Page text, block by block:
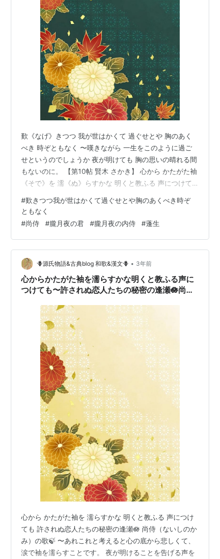
歎《なげ》きつつ 我が世はかくて 過ぐせとや 胸のあく
べき 時ぞともなく 〜嘆きながら 一生をこのように過ご
せというのでしょうか 夜が明けても 胸の思いの晴れる間
もないのに。 【第10帖 賢木 さかき】 心から かたがた袖
《そで》を 濡《ぬ》らすかな 明くと教ふる 声につけて
歎《なげ》きつつ 我が世はかくて 過ぐせとや 胸のあく
べき 時ぞともなく 落ち着いておられなくて源氏は別れて
を 簡単な狩衣《かりぎぬ》姿で歩いて行く源氏は美しか
ょご…
#歎きつつ我が世はかくて過ぐせとや胸のあくべき時ぞ
ともなく
#尚侍 #朧月夜の君 #朧月夜の内侍 #蓬生
🪻源氏物語&古典blog 和歌&漢文🪻 • 3年前
心からかたがた袖を濡らすかな明くと教ふる声に
つけても〜許されぬ恋人たちの秘密の逢瀬🪷尚侍
心から かたがた袖を 濡らすかな 明くと教ふる 声につけ
ても 許されぬ恋人たちの秘密の逢瀬🪷 尚侍（ないしのか
み）の歌🍃 〜あれこれと考えると心の底から悲しくて、
涙で袖を濡らすことです。 夜が明けることを告げる声を